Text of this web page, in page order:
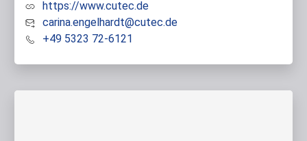
https://www.cutec.de
carina.engelhardt@cutec.de
+49 5323 72-6121